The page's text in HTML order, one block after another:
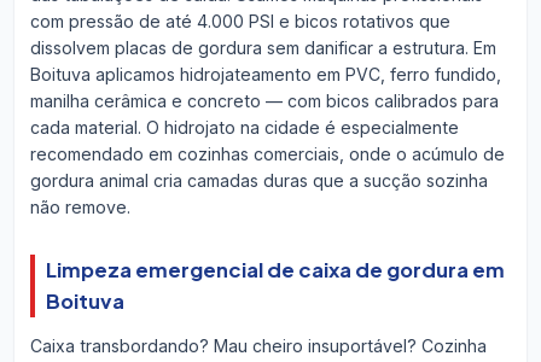
com pressão de até 4.000 PSI e bicos rotativos que
dissolvem placas de gordura sem danificar a estrutura. Em
Boituva aplicamos hidrojateamento em PVC, ferro fundido,
manilha cerâmica e concreto — com bicos calibrados para
cada material. O hidrojato na cidade é especialmente
recomendado em cozinhas comerciais, onde o acúmulo de
gordura animal cria camadas duras que a sucção sozinha
não remove.
Limpeza emergencial de caixa de gordura em
Boituva
Caixa transbordando? Mau cheiro insuportável? Cozinha